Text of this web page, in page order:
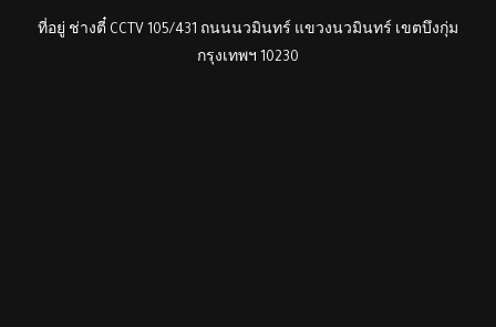
ที่อยู่ ช่างตี๋ CCTV 105/431 ถนนนวมินทร์ แขวงนวมินทร์ เขตบึงกุ่ม
กรุงเทพฯ 10230